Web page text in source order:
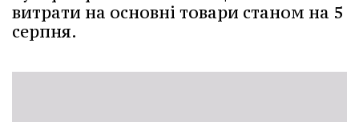
витрати на основні товари станом на 5
серпня.